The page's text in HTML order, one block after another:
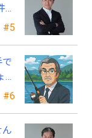
#5
#6
ん